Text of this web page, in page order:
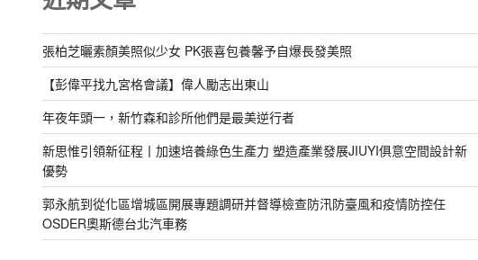
張柏芝曬素顏美照似少女 PK張喜包養馨予自爆長發美照
【彭偉平找九宮格會議】偉人勵志出東山
年夜年頭一，新竹森和診所他們是最美逆行者
新思惟引領新征程丨加速培養綠色生產力 塑造產業發展JIUYI俱意空間設計新
優勢
郭永航到從化區增城區開展專題調研并督導檢查防汛防臺風和疫情防控任
OSDER奧斯德台北汽車務